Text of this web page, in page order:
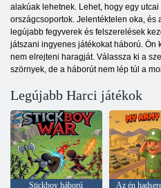
alakúak lehetnek. Lehet, hogy egy
országcsoportok. Jelentéktelen oka, és
legújabb fegyverek és felszerelések
játszani ingyenes játékokat háború. Ön
nem elrejteni haragját. Válassza ki a
szörnyek, de a háborút nem lép túl a
Legújabb Harci játékok
Stickboy háború Az én